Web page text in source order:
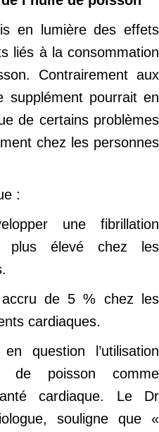
en lumière des effets
liés à la consommation
Contrairement aux
supplément pourrait en
de certains problèmes
chez les personnes
:
une fibrillation
plus élevé chez les
de 5 % chez les
cardiaques.
question l’utilisation
de poisson comme
cardiaque. Le Dr
souligne que «